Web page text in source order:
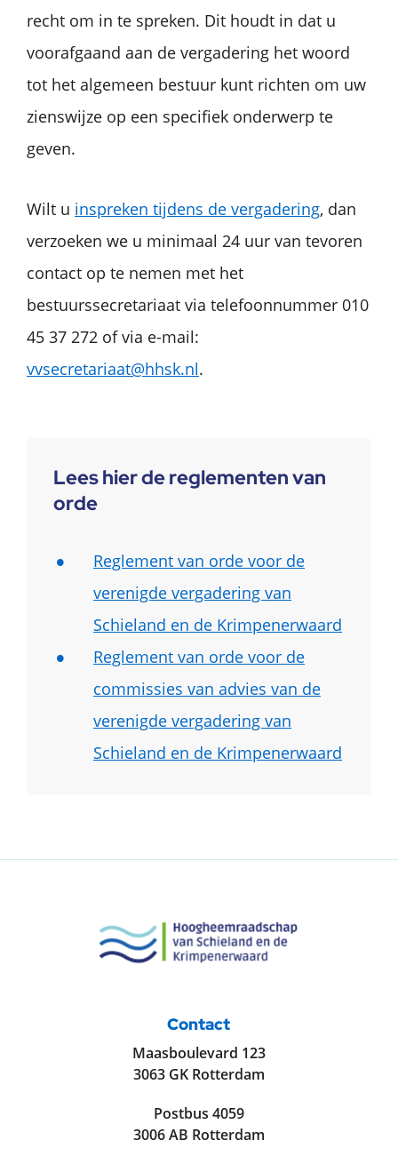
recht om in te spreken. Dit houdt in dat u
voorafgaand aan de vergadering het woord
tot het algemeen bestuur kunt richten om uw
zienswijze op een specifiek onderwerp te
geven.
Wilt u inspreken tijdens de vergadering, dan
verzoeken we u minimaal 24 uur van tevoren
contact op te nemen met het
bestuurssecretariaat via telefoonnummer 010
45 37 272 of via e-mail:
vvsecretariaat@hhsk.nl.
Lees hier de reglementen van
orde
Reglement van orde voor de
verenigde vergadering van
Schieland en de Krimpenerwaard
Reglement van orde voor de
commissies van advies van de
verenigde vergadering van
Schieland en de Krimpenerwaard
Contact
Maasboulevard 123
3063 GK Rotterdam
Postbus 4059
3006 AB Rotterdam